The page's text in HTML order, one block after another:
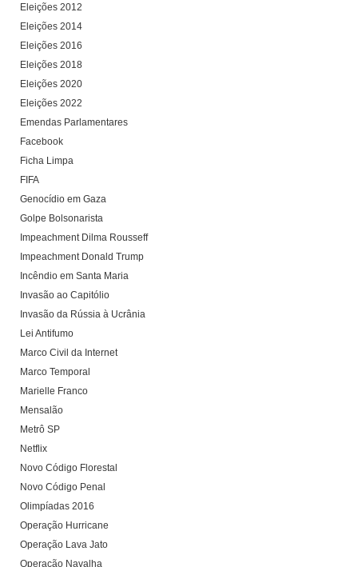
Eleições 2012
Eleições 2014
Eleições 2016
Eleições 2018
Eleições 2020
Eleições 2022
Emendas Parlamentares
Facebook
Ficha Limpa
FIFA
Genocídio em Gaza
Golpe Bolsonarista
Impeachment Dilma Rousseff
Impeachment Donald Trump
Incêndio em Santa Maria
Invasão ao Capitólio
Invasão da Rússia à Ucrânia
Lei Antifumo
Marco Civil da Internet
Marco Temporal
Marielle Franco
Mensalão
Metrô SP
Netflix
Novo Código Florestal
Novo Código Penal
Olimpíadas 2016
Operação Hurricane
Operação Lava Jato
Operação Navalha